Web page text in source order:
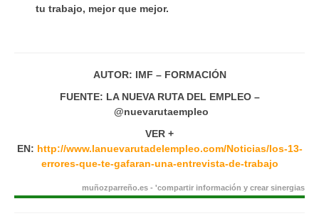
tu trabajo, mejor que mejor.
AUTOR: IMF – FORMACIÓN
FUENTE: LA NUEVA RUTA DEL EMPLEO –
@nuevarutaempleo
VER +
EN: http://www.lanuevarutadelempleo.com/Noticias/los-13-
errores-que-te-gafaran-una-entrevista-de-trabajo
muñozparreño.es - 'compartir información y crear sinergias